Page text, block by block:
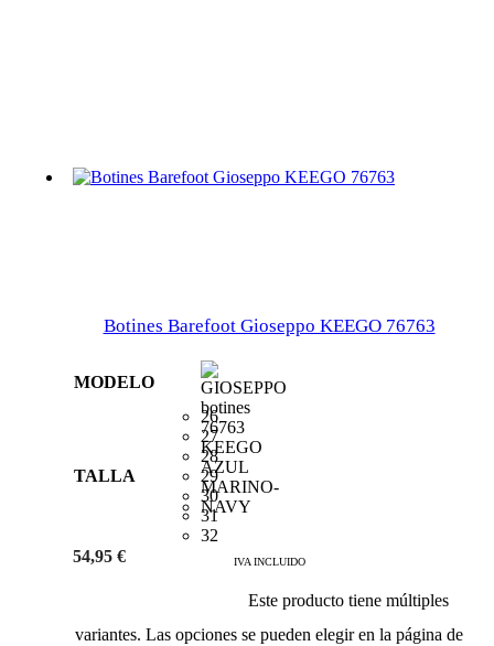
Botines Barefoot Gioseppo KEEGO 76763
MODELO
TALLA
26
27
28
29
30
31
32
54,95 € IVA INCLUIDO
Este producto tiene múltiples
variantes. Las opciones se pueden elegir en la página de